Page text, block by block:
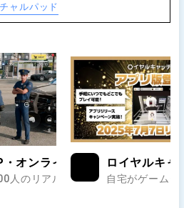
ャルパッド
オンラインのオープンワールド
人のリアルが交差する街で第二の人
ロイヤルキャ
自宅がゲーム